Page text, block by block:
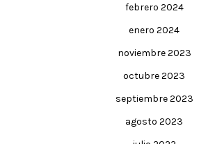
febrero 2024
enero 2024
noviembre 2023
octubre 2023
septiembre 2023
agosto 2023